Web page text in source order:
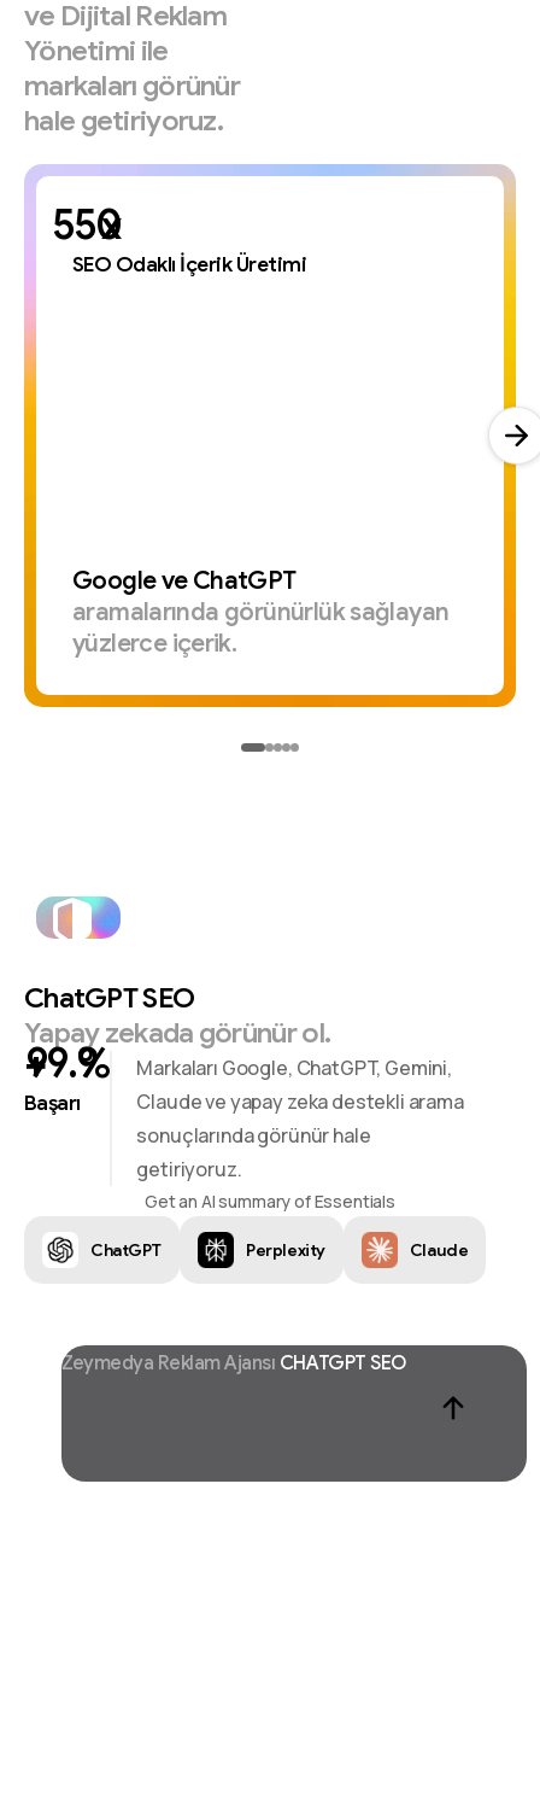
ve Dijital Reklam
Yönetimi ile
markaları görünür
hale getiriyoruz.
x
SEO Odaklı İçerik Üretimi
GoogleveChatGPT
aramalarında görünürlüksağlayan
yüzlerceiçerik.
ChatGPTSEO
Yapayzekada görünürol.
+ %
Başarı
Markaları Google, ChatGPT, Gemini,
Claude ve yapay zeka destekli arama
sonuçlarında görünür hale
getiriyoruz.
Get an AI summary of Essentials
ChatGPT Perplexity Claude
Zeymedya Reklam Ajansı CHATGPT SEO